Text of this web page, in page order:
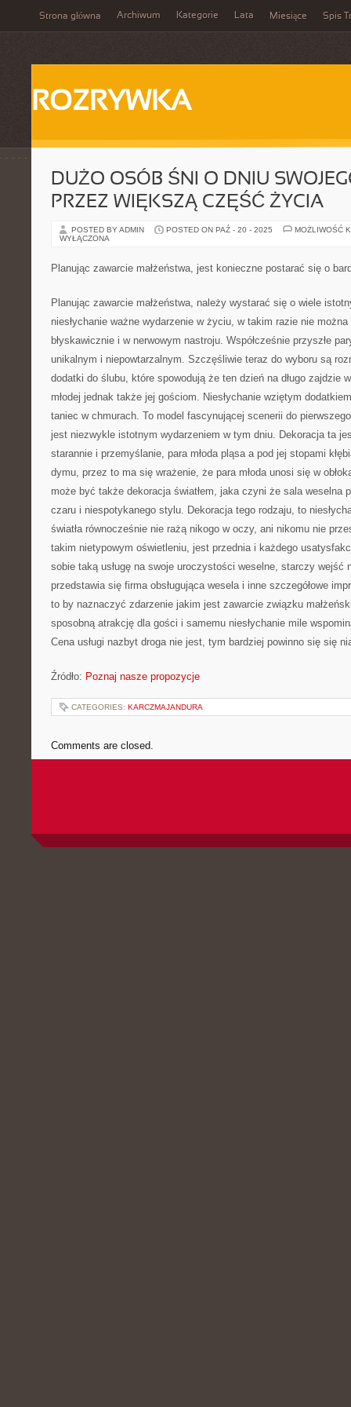
Strona główna Archiwum Kategorie Lata Miesiące Spis
ROZRYWKA
DUŻO OSÓB ŚNI O DNIU
PRZEZ WIĘKSZĄ CZĘŚĆ ŻYCIA
POSTED BY ADMIN POSTED ON PAŹ - 20 - 2025
MOŻLIWOŚĆ
WYŁĄCZONA
Planując zawarcie małżeństwa, jest konieczne postarać się o
Planując zawarcie małżeństwa, należy wystarać się o wiele
niesłychanie ważne wydarzenie w życiu, w takim razie nie
błyskawicznie i w nerwowym nastroju. Współcześnie przyszłe
unikalnym i niepowtarzalnym. Szczęśliwie teraz do wyboru są
dodatki do ślubu, które spowodują że ten dzień na długo zajdzie
młodej jednak także jej gościom. Niesłychanie wziętym
taniec w chmurach. To model fascynującej scenerii do
jest niezwykle istotnym wydarzeniem w tym dniu. Dekoracja ta
starannie i przemyślanie, para młoda pląsa a pod jej stopami
dymu, przez to ma się wrażenie, że para młoda unosi się w
może być także dekoracja światłem, jaka czyni że sala weselna
czaru i niespotykanego stylu. Dekoracja tego rodzaju, to
światła równocześnie nie rażą nikogo w oczy, ani nikomu nie
takim nietypowym oświetleniu, jest przednia i każdego
sobie taką usługę na swoje uroczystości weselne, starczy wejść
przedstawia się firma obsługująca wesela i inne szczegółowe
to by naznaczyć zdarzenie jakim jest zawarcie związku
sposobną atrakcję dla gości i samemu niesłychanie mile
Cena usługi nazbyt droga nie jest, tym bardziej powinno się się
Źródło: Poznaj nasze propozycje
CATEGORIES: KARCZMAJANDURA
Comments are closed.